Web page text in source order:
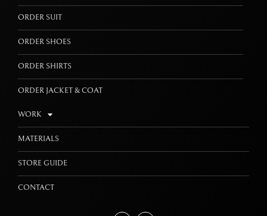
ORDER SUIT
ORDER SHOES
ORDER SHIRTS
ORDER JACKET & COAT
WORK
MATERIALS
STORE GUIDE
CONTACT